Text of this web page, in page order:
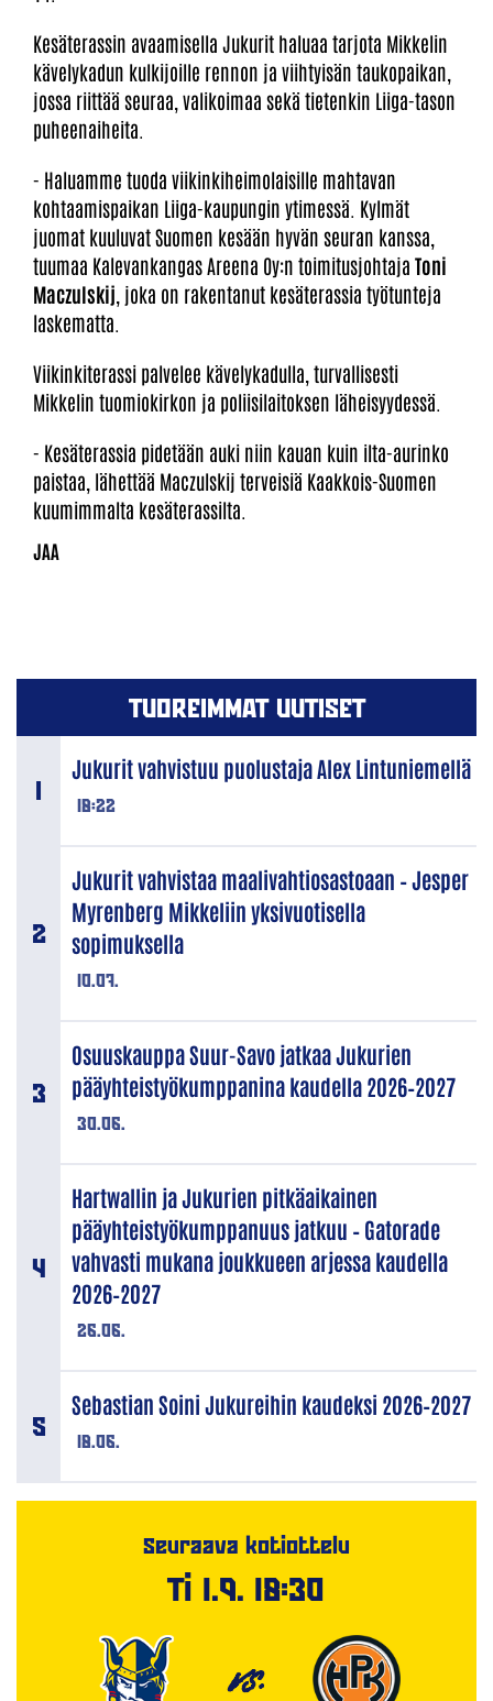
Kesäterassin avaamisella Jukurit haluaa tarjota Mikkelin
kävelykadun kulkijoille rennon ja viihtyisän taukopaikan,
jossa riittää seuraa, valikoimaa sekä tietenkin Liiga-tason
puheenaiheita.
- Haluamme tuoda viikinkiheimolaisille mahtavan
kohtaamispaikan Liiga-kaupungin ytimessä. Kylmät
juomat kuuluvat Suomen kesään hyvän seuran kanssa,
tuumaa Kalevankangas Areena Oy:n toimitusjohtaja Toni
Maczulskij , joka on rakentanut kesäterassia työtunteja
laskematta.
Viikinkiterassi palvelee kävelykadulla, turvallisesti
Mikkelin tuomiokirkon ja poliisilaitoksen läheisyydessä.
- Kesäterassia pidetään auki niin kauan kuin ilta-aurinko
paistaa, lähettää Maczulskij terveisiä Kaakkois-Suomen
kuumimmalta kesäterassilta.
TUOREIMMAT UUTISET
18:22
Jukurit vahvistuu puolustaja Alex Lintuniemellä
10.07.
Jukurit vahvistaa maalivahtiosastoaan – Jesper
Myrenberg Mikkeliin yksivuotisella
sopimuksella
30.06.
Osuuskauppa Suur-Savo jatkaa Jukurien
pääyhteistyökumppanina kaudella 2026–2027
26.06.
Hartwallin ja Jukurien pitkäaikainen
pääyhteistyökumppanuus jatkuu – Gatorade
vahvasti mukana joukkueen arjessa kaudella
2026–2027
18.06.
Sebastian Soini Jukureihin kaudeksi 2026–2027
Seuraava kotiottelu
Ti 1.9. 18:30
VS.